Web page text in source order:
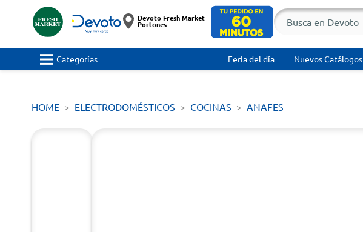
Devoto Fresh Market
Portones
Categorías Feria del día Nuevos Catálogos
HOME ELECTRODOMÉSTICOS COCINAS ANAFES